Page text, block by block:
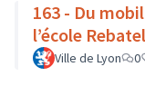
163 - Du
l’école Rebatel
Ville de Lyon 0